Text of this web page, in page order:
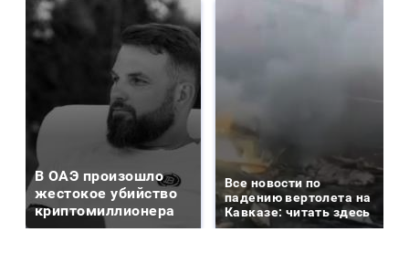
В ОАЭ произошло
жестокое убийство
криптомиллионера
Все новости по
падению вертолета на
Кавказе: читать здесь